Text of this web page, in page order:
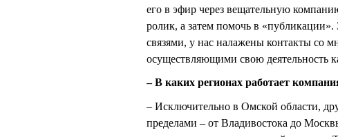
его в эфир через вещательную
ролик, а затем помочь в
связями, у нас налажены контакты со
осуществляющими свою деятельность
– В каких регионах работает
– Исключительно в Омской области,
пределами – от Владивостока до